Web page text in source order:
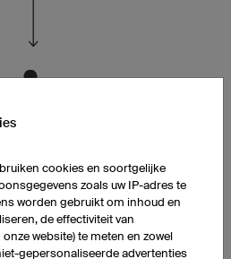
krijgen een kindje.
cookies en soortgelijke
zoals uw IP-adres te
worden gebruikt om inhoud en
de effectiviteit van
website) te meten en zowel
gepersonaliseerde advertenties